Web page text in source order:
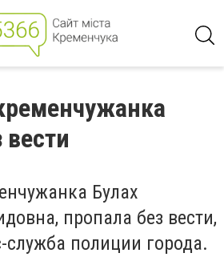
вести
Булах
пропала без вести,
служба полиции города.